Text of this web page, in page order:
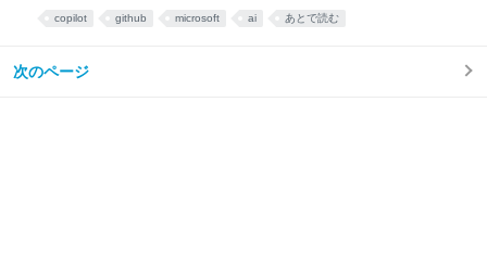
続的な最適化を検証、確認してきた。 その結果、タス
クの成功率を犠牲にすることなく、トークン消費量を
どのような取り組みによって達成できたのか、
copilot github microsoft ai あとで読む
次のページ